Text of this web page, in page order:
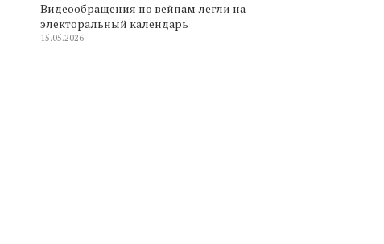
Видеообращения по вейпам легли на
электоральный календарь
15.05.2026